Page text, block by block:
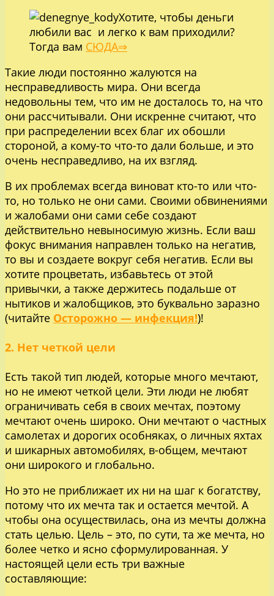
Хотите, чтобы деньги
любили вас и легко к вам приходили?
Тогда вам СЮДА⇒
Такие люди постоянно жалуются на
несправедливость мира. Они всегда
недовольны тем, что им не досталось то, на что
они рассчитывали. Они искренне считают, что
при распределении всех благ их обошли
стороной, а кому-то что-то дали больше, и это
очень несправедливо, на их взгляд.
В их проблемах всегда виноват кто-то или что-
то, но только не они сами. Своими обвинениями
и жалобами они сами себе создают
действительно невыносимую жизнь. Если ваш
фокус внимания направлен только на негатив,
то вы и создаете вокруг себя негатив. Если вы
хотите процветать, избавьтесь от этой
привычки, а также держитесь подальше от
нытиков и жалобщиков, это буквально заразно
(читайте Осторожно — инфекция!)!
2. Нет четкой цели
Есть такой тип людей, которые много мечтают,
но не имеют четкой цели. Эти люди не любят
ограничивать себя в своих мечтах, поэтому
мечтают очень широко. Они мечтают о частных
самолетах и дорогих особняках, о личных яхтах
и шикарных автомобилях, в-общем, мечтают
они широкого и глобально.
Но это не приближает их ни на шаг к богатству,
потому что их мечта так и остается мечтой. А
чтобы она осуществилась, она из мечты должна
стать целью. Цель – это, по сути, та же мечта, но
более четко и ясно сформулированная. У
настоящей цели есть три важные
составляющие: